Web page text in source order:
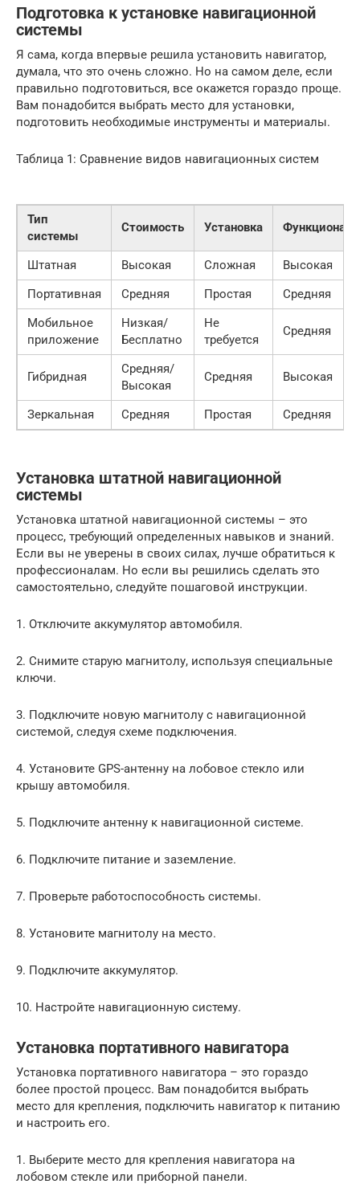
Подготовка к установке навигационной
системы
Я сама, когда впервые решила установить навигатор,
думала, что это очень сложно. Но на самом деле, если
правильно подготовиться, все окажется гораздо проще.
Вам понадобится выбрать место для установки,
подготовить необходимые инструменты и материалы.
Таблица 1: Сравнение видов навигационных систем
Тип
системы
Стоимость Установка
Штатная Высокая Сложная
Высокая
Портативная
Средняя Простая
Средняя
Мобильное
приложение
Низкая/
Бесплатно
Не
требуется
Средняя
Гибридная
Средняя/
Высокая
Средняя Высокая
Зеркальная Средняя Простая Средняя
Установка штатной навигационной
системы
Установка штатной навигационной системы – это
процесс, требующий определенных навыков и знаний.
Если вы не уверены в своих силах, лучше обратиться к
профессионалам. Но если вы решились сделать это
самостоятельно, следуйте пошаговой инструкции.
1. Отключите аккумулятор автомобиля.
2. Снимите старую магнитолу, используя специальные
ключи.
3. Подключите новую магнитолу с навигационной
системой, следуя схеме подключения.
4. Установите GPS-антенну на лобовое стекло или
крышу автомобиля.
5. Подключите антенну к навигационной системе.
6. Подключите питание и заземление.
7. Проверьте работоспособность системы.
8. Установите магнитолу на место.
9. Подключите аккумулятор.
10. Настройте навигационную систему.
Установка портативного навигатора
Установка портативного навигатора – это гораздо
более простой процесс. Вам понадобится выбрать
место для крепления, подключить навигатор к питанию
и настроить его.
1. Выберите место для крепления навигатора на
лобовом стекле или приборной панели.